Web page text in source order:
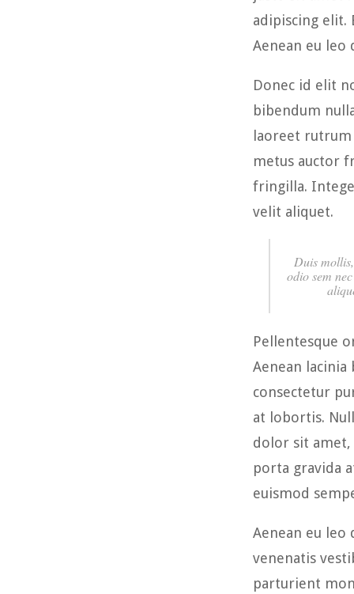
adipiscing elit.
Aenean eu leo
Donec id elit
bibendum
laoreet
metus auctor
fringilla.
velit aliquet.
Duis
odio sem
Pellentesque
Aenean
consectetur
at lobortis.
dolor sit
porta gravida
euismod
Aenean eu leo
venenatis
parturient